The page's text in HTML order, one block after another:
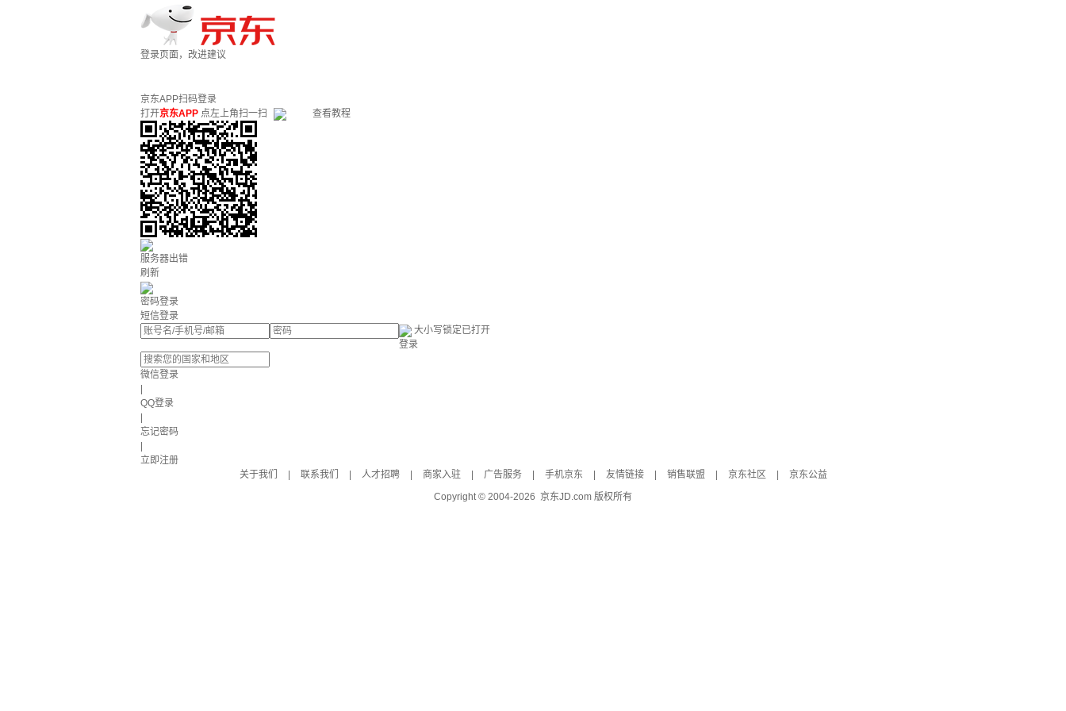
登录页面，改进建议
京东APP扫码登录
打开京东APP 点左上角扫一扫 查看教程
服务器出错
刷新
密码登录
短信登录
大小写锁定已打开
登录
微信登录
QQ登录
忘记密码
立即注册
关于我们
联系我们 人才招聘 商家入驻 广告服务 手机京东 友情链接 销售联盟 京东社区
京东公益
Copyright © 2004-2026 京东JD.com 版权所有